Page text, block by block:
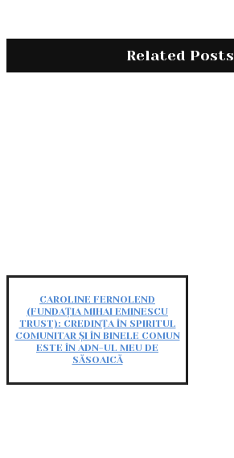
Related Posts
CAROLINE FERNOLEND
(FUNDAȚIA MIHAI EMINESCU
TRUST): CREDINȚA ÎN SPIRITUL
COMUNITAR ȘI ÎN BINELE COMUN
ESTE ÎN ADN-UL MEU DE
SĂSOAICĂ